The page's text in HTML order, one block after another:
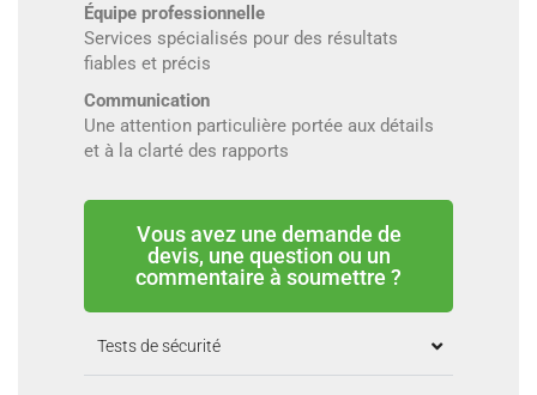
Équipe professionnelle
Services spécialisés pour des résultats
fiables et précis
Communication
Une attention particulière portée aux détails
et à la clarté des rapports
Vous avez une demande de
devis, une question ou un
commentaire à soumettre ?
Tests de sécurité